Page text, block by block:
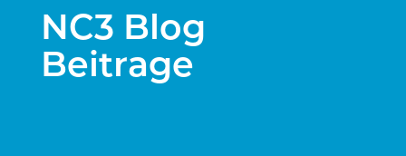
NC3 Blog
Beitrage